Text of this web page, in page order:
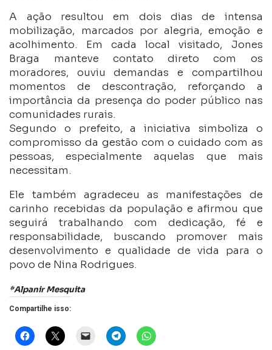
A ação resultou em dois dias de intensa
mobilização, marcados por alegria, emoção e
acolhimento. Em cada local visitado, Jones
Braga manteve contato direto com os
moradores, ouviu demandas e compartilhou
momentos de descontração, reforçando a
importância da presença do poder público nas
comunidades rurais.
Segundo o prefeito, a iniciativa simboliza o
compromisso da gestão com o cuidado com as
pessoas, especialmente aquelas que mais
necessitam.
Ele também agradeceu as manifestações de
carinho recebidas da população e afirmou que
seguirá trabalhando com dedicação, fé e
responsabilidade, buscando promover mais
desenvolvimento e qualidade de vida para o
povo de Nina Rodrigues.
*Alpanir Mesquita
Compartilhe isso: